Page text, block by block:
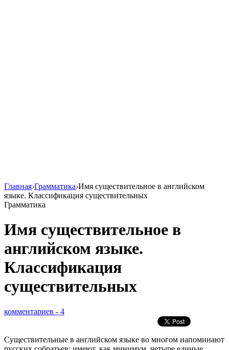
Главная›Грамматика›Имя существительное в английском
языке. Классификация существительных
Грамматика
Имя существительное в
английском языке.
Классификация
существительных
комментариев - 4
Существительные в английском языке во многом напоминают